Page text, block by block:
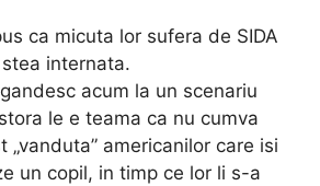
ca micuta lor sufera de SIDA
internata.
acum la un scenariu
le e teama ca nu cumva
„vanduta” americanilor care isi
un copil, in timp ce lor li s-a